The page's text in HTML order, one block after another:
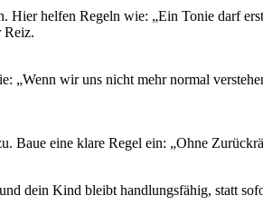
helfen Regeln wie: „Ein Tonie darf
Reiz.
„Wenn wir uns nicht mehr normal
Baue eine klare Regel ein: „Ohne
dein Kind bleibt handlungsfähig, statt